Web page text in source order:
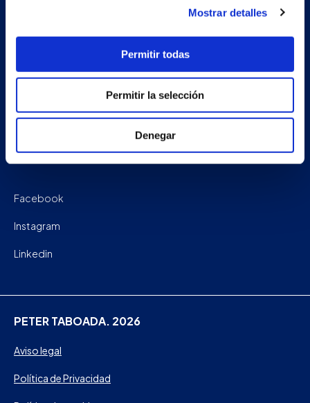
Mostrar detalles
Permitir todas
Permitir la selección
Denegar
Trabaja con nosotros
Facebook
Instagram
Linkedin
PETER TABOADA. 2026
Aviso legal
Política de Privacidad